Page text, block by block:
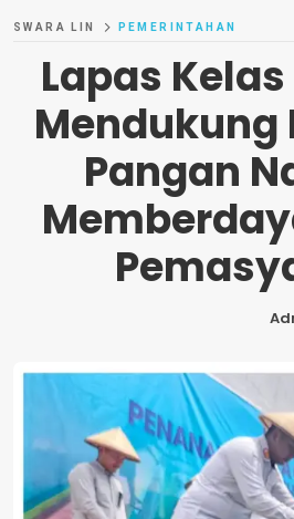
SWARA LIN PEMERINTAHAN
Lapas
Mendukung
Pangan